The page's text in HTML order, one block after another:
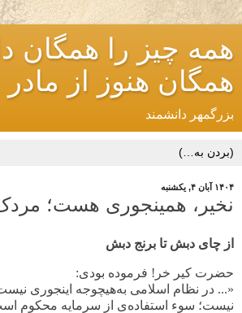
همه چیز را همگان
همگان هنوز از مادر
بزرگمهر دانشمند
۱۴۰۴ آبان ۴, یکشنبه
نخیر، همینجوری هست؛
از چای دبش تا برنج دبش
حضرت کیر خر! فرموده بودی:
«... در نظام اسلامی به‌هیچوجه اینجوری
نیست؛ سوء استفاده‌ی از سرمایه محکوم